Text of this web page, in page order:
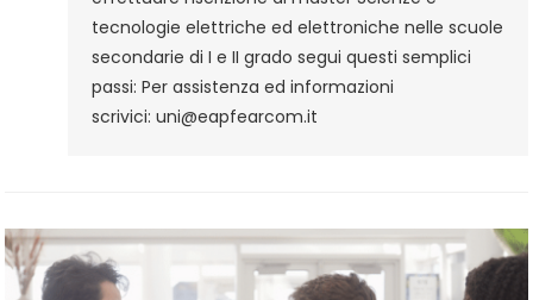
Ed
Elettroniche
Nelle
II
Grado
tecnologie elettriche ed elettroniche nelle scuole
secondarie di I e II grado segui questi semplici
passi: Per assistenza ed informazioni
scrivici: uni@eapfearcom.it